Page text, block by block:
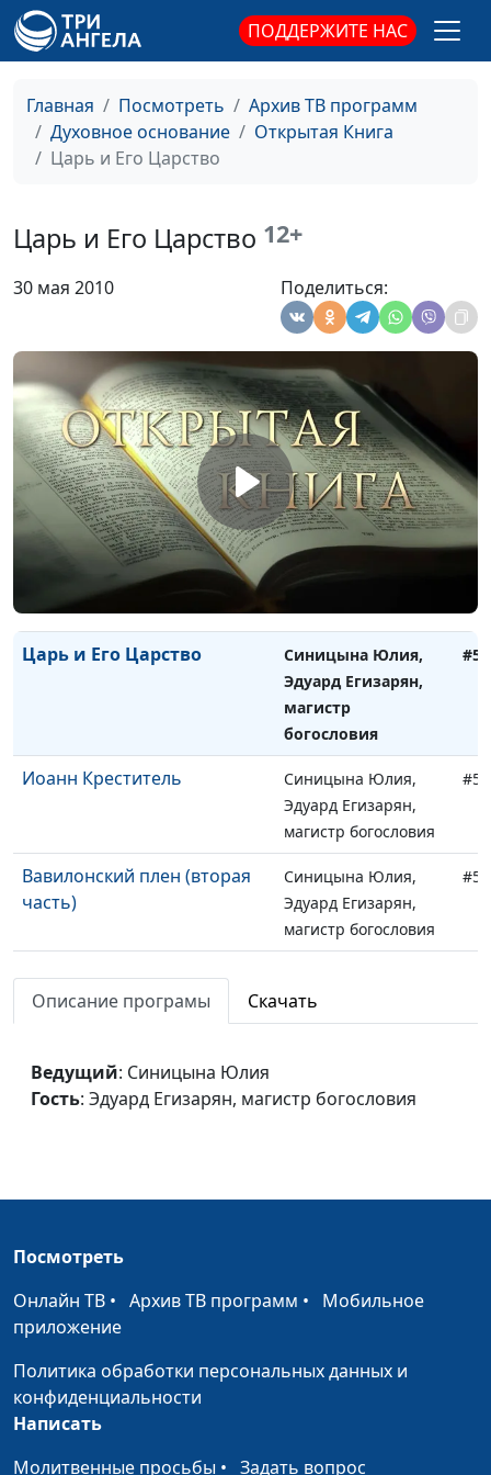
ПОДДЕРЖИТЕ НАС
Главная Посмотреть
Архив ТВ программ
Духовное основание
Открытая Книга
Царь и Его Царство
Царь и Его Царство 12+
30 мая 2010 Поделиться:
Христе
Иван Ильич
Вельгоша,
священнослужитель
Свои Господу
Юлия Синицына,
Иван Ильич
Формула следования за
Христом
Юлия Синицына,
Вельгоша,
священнослужитель
Типология в истории
Эдуард Егизарян,
магистр богословия
Откровение Иисуса Христа
Синицына Юлия,
Эдуард Егизарян,
магистр богословия
Задача учеников
Синицына Юлия,
Эдуард Егизарян,
магистр богословия
Царь и Его Царство
Синицына Юлия,
Эдуард Егизарян,
магистр
богословия
Иоанн Креститель
Синицына Юлия,
Эдуард Егизарян,
магистр богословия
Вавилонский плен (вторая
часть)
Синицына Юлия,
Эдуард Егизарян,
магистр богословия
Вавилонский плен (первая
часть)
Эдуард Егизарян,
магистр богословия
Соломон. Взлет и падение.
Эдуард Егизарян,
Эдуард Егизарян,
Правление царя Саула
Эдуард Егизарян,
Монархия и воля Божья
Синицына Юлия,
Библейское понимание Синицына Юлия,
Описание програмы Скачать
Ведущий: Синицына Юлия
Гость: Эдуард Егизарян, магистр богословия
Посмотреть
Онлайн ТВ • Архив ТВ программ • Мобильное
приложение
Политика обработки персональных данных и
конфиденциальности
Написать
Молитвенные просьбы • Задать вопрос